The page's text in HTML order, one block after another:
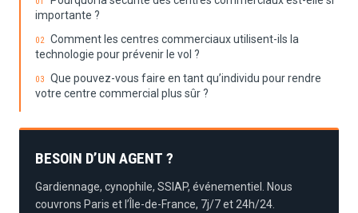
importante ?
Comment les centres commerciaux utilisent-ils la
technologie pour prévenir le vol ?
Que pouvez-vous faire en tant qu’individu pour rendre
votre centre commercial plus sûr ?
BESOIN D’UN AGENT ?
Gardiennage, cynophile, SSIAP, événementiel. Nous
couvrons Paris et l’Île-de-France, 7j/7 et 24h/24.